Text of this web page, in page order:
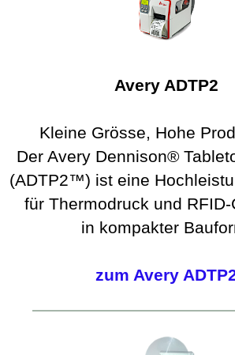
Avery ADTP2
Kleine Grösse, Hohe
Der Avery Dennison®
(ADTP2™) ist eine
für Thermodruck und
in kompakter
zum Avery